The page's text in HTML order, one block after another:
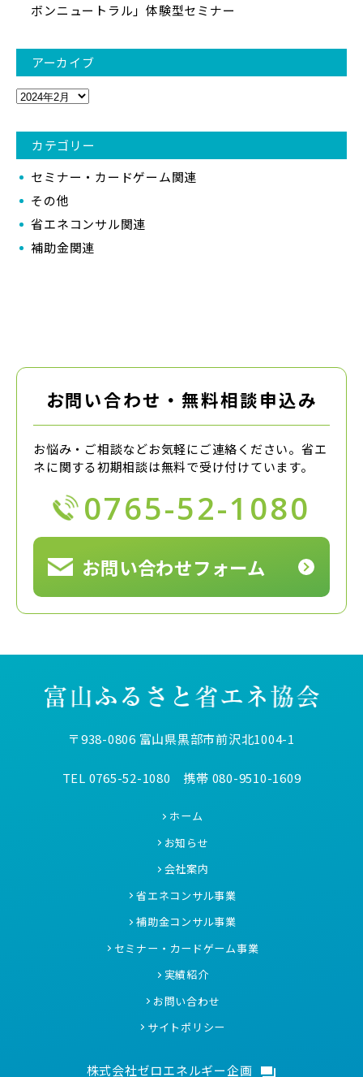
ボンニュートラル」体験型セミナー
アーカイブ
カテゴリー
セミナー・カードゲーム関連
その他
省エネコンサル関連
補助金関連
お問い合わせ・無料相談申込み
お悩み・ご相談などお気軽にご連絡ください。 省エ
ネに関する初期相談は無料で受け付けています。
0765-52-1080
お問い合わせフォーム
〒938-0806 富山県黒部市前沢北1004-1
TEL 0765-52-1080 携帯 080-9510-1609
ホーム
お知らせ
会社案内
省エネコンサル事業
補助金コンサル事業
セミナー・カードゲーム事業
実績紹介
お問い合わせ
サイトポリシー
株式会社ゼロエネルギー企画